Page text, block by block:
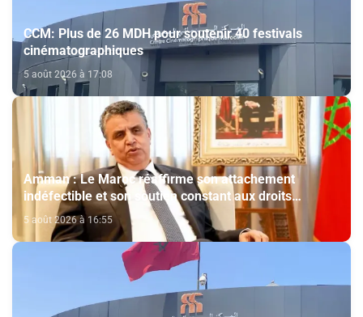
CCM: Plus de 26 MDH pour soutenir 40 festivals
cinématographiques
5 août 2026 à 17:08
Amman : Le Maroc réaffirme son attachement
indéfectible et son soutien constant aux droits
légitimes du peuple palestinien
5 août 2026 à 16:55